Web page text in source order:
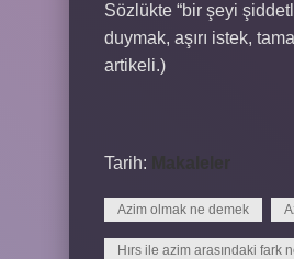
Sözlükte “bir şeyi
duymak, aşırı istek,
artikeli.)
Tarih: Makaleler
Azim olmak ne demek
Hırs ile azim arasındaki fark